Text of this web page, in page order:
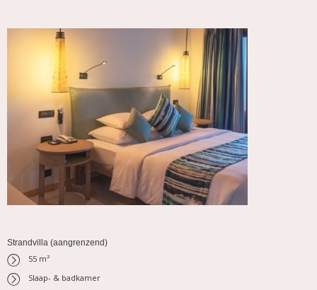
Strandvilla (aangrenzend)
55 m²
Slaap- & badkamer